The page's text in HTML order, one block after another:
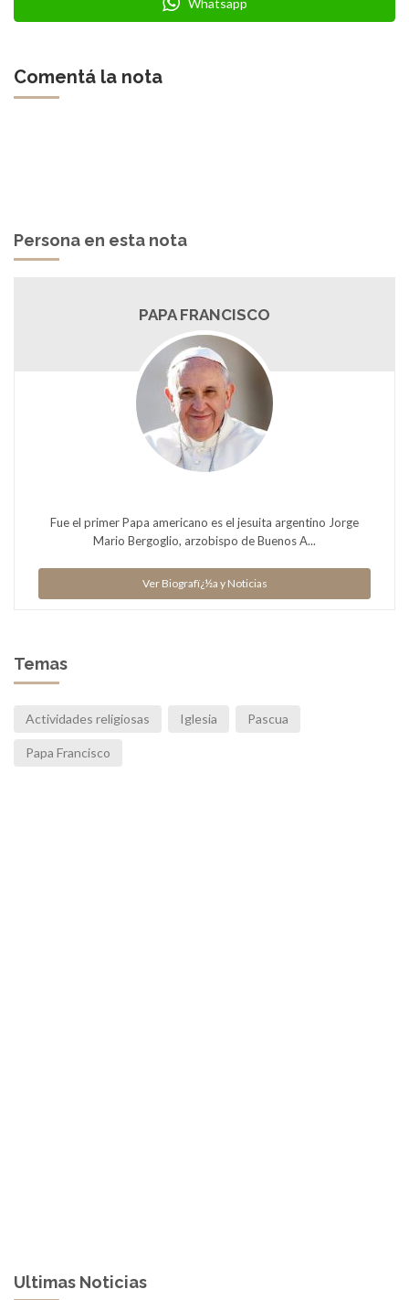
Whatsapp
Comentá la nota
Persona en esta nota
PAPA FRANCISCO
Fue el primer Papa americano es el jesuita argentino Jorge
Mario Bergoglio, arzobispo de Buenos A...
Ver Biografï¿½a y Noticias
Temas
Actividades religiosas Iglesia Pascua
Papa Francisco
Ultimas Noticias